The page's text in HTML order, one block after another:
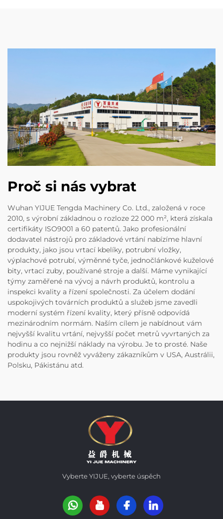
Proč si nás vybrat
Wuhan YIJUE Tengda Machinery Co. Ltd., založená v roce
2010, s výrobní základnou o rozloze 22 000 m², která získala
certifikáty ISO9001 a 60 patentů. Jako profesionální
dodavatel nástrojů pro základové vrtání nabízíme hlavní
produkty, jako jsou vrtací kbelíky, potrubní vložky,
výplachové potrubí, výměnné tyče, jednočlánkové kuželové
bity, vrtací zuby, používané stroje a další. Máme vynikající
týmy zaměřené na vývoj a návrh produktů, kontrolu a
inspekci kvality a řízení společnosti. Za účelem dodání
uspokojivých továrních produktů a služeb jsme zavedli
moderní systém řízení kvality, který přísně odpovídá
mezinárodním normám. Naším cílem je nabídnout vám
nejvyšší kvalitu vrtání, nejvyšší počet metrů vyvrtaných za
hodinu a co nejnižší náklady na výrobu. Je to prosté. Naše
produkty jsou rovněž vyváženy zákazníkům v USA, Austrálii,
Polsku, Pákistánu atd.
Vyberte YIJUE, vyberte úspěch